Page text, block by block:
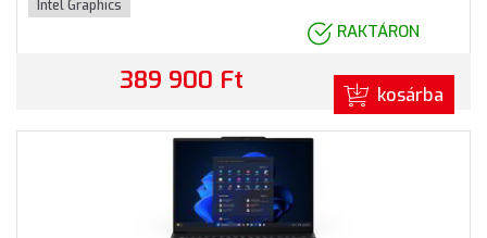
Intel Graphics
RAKTÁRON
389 900 Ft kosárba